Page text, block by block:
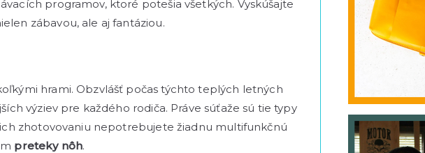
programov, ktoré potešia všetkých. Vyskúšajte
zábavou, ale aj fantáziou.
hrami. Obzvlášť počas týchto teplých letných
výziev pre každého rodiča. Práve súťaže sú tie typy
zhotovovaniu nepotrebujete žiadnu multifunkčnú
preteky nôh.